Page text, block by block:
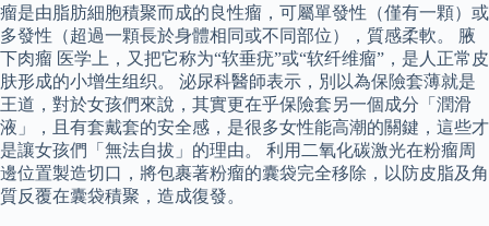
瘤是由脂肪細胞積聚而成的良性瘤，可屬單發性（僅有一顆）或
多發性（超過一顆長於身體相同或不同部位），質感柔軟。 腋
下肉瘤 医学上，又把它称为“软垂疣”或“软纤维瘤”，是人正常皮
肤形成的小增生组织。 泌尿科醫師表示，別以為保險套薄就是
王道，對於女孩們來說，其實更在乎保險套另一個成分「潤滑
液」，且有套戴套的安全感，是很多女性能高潮的關鍵，這些才
是讓女孩們「無法自拔」的理由。 利用二氧化碳激光在粉瘤周
邊位置製造切口，將包裹著粉瘤的囊袋完全移除，以防皮脂及角
質反覆在囊袋積聚，造成復發。